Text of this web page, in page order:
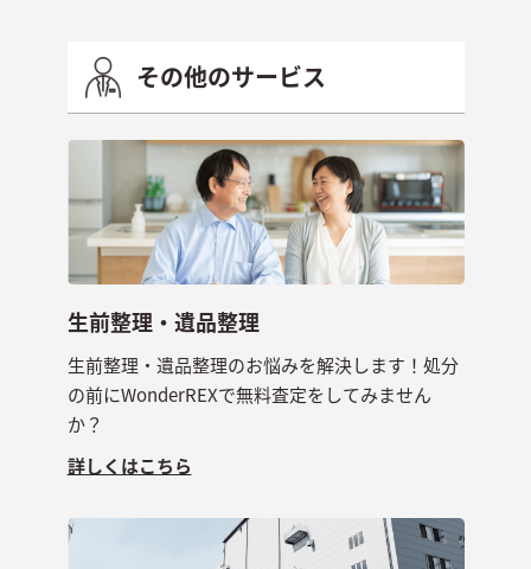
その他のサービス
生前整理・遺品整理
生前整理・遺品整理のお悩みを解決します！処分
の前にWonderREXで無料査定をしてみません
か？
詳しくはこちら